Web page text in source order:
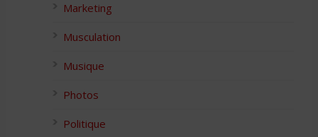
Marketing
Musculation
Musique
Photos
Politique